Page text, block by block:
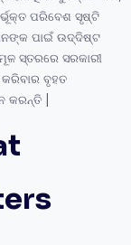
ପରିବେଶ ସୃଷ୍ଟି
ପାଇଁ ଉଦ୍ଦିଷ୍ଟ
ସ୍ତରରେ ସରକାରୀ
ବୃହତ
କରନ୍ତି |